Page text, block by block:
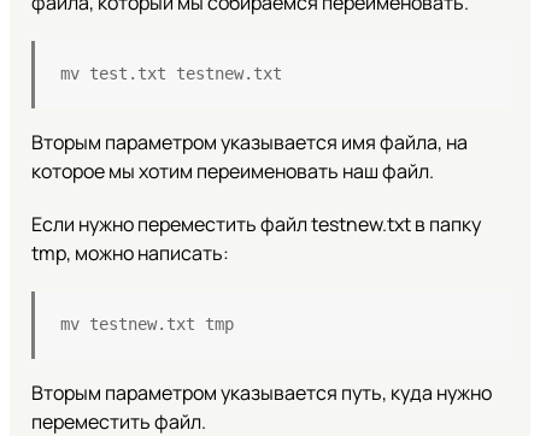
mv test.txt testnew.txt
Вторым параметром указывается имя файла, на
которое мы хотим переименовать наш файл.
Если нужно переместить файл testnew.txt в папку
tmp, можно написать:
mv testnew.txt tmp
Вторым параметром указывается путь, куда нужно
переместить файл.